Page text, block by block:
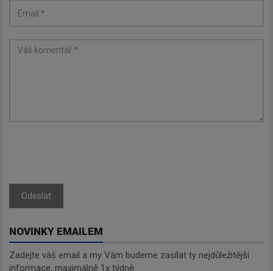
Odeslat
NOVINKY EMAILEM
Zadejte váš email a my Vám budeme zasílat ty nejdůležitější
informace, maximálně 1x týdně.